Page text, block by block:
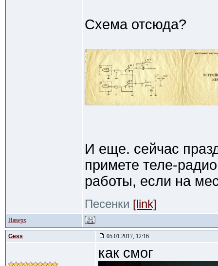
Схема отсюда?
И еще. сейчас
примете теле-
работы, если на
Песенки [link]
Наверх
Gess 05.01.2017, 12:16
как смог